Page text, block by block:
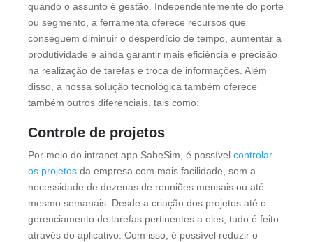
quando o assunto é gestão. Independentemente do porte
ou segmento, a ferramenta oferece recursos que
conseguem diminuir o desperdício de tempo, aumentar a
produtividade e ainda garantir mais eficiência e precisão
na realização de tarefas e troca de informações. Além
disso, a nossa solução tecnológica também oferece
também outros diferenciais, tais como:
Controle de projetos
Por meio do intranet app SabeSim, é possível controlar
os projetos da empresa com mais facilidade, sem a
necessidade de dezenas de reuniões mensais ou até
mesmo semanais. Desde a criação dos projetos até o
gerenciamento de tarefas pertinentes a eles, tudo é feito
através do aplicativo. Com isso, é possível reduzir o